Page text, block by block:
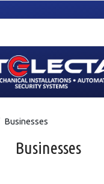
Businesses
Businesses